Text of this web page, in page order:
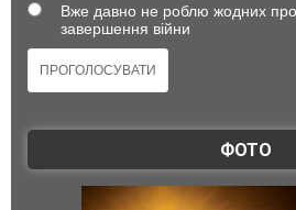
Вже давно не роблю жодних
завершення війни
ФОТО